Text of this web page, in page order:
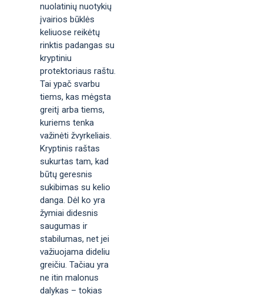
nuolatinių nuotykių
įvairios būklės
keliuose reikėtų
rinktis padangas su
kryptiniu
protektoriaus raštu.
Tai ypač svarbu
tiems, kas mėgsta
greitį arba tiems,
kuriems tenka
važinėti žvyrkeliais.
Kryptinis raštas
sukurtas tam, kad
būtų geresnis
sukibimas su kelio
danga. Dėl ko yra
žymiai didesnis
saugumas ir
stabilumas, net jei
važiuojama dideliu
greičiu. Tačiau yra
ne itin malonus
dalykas – tokias